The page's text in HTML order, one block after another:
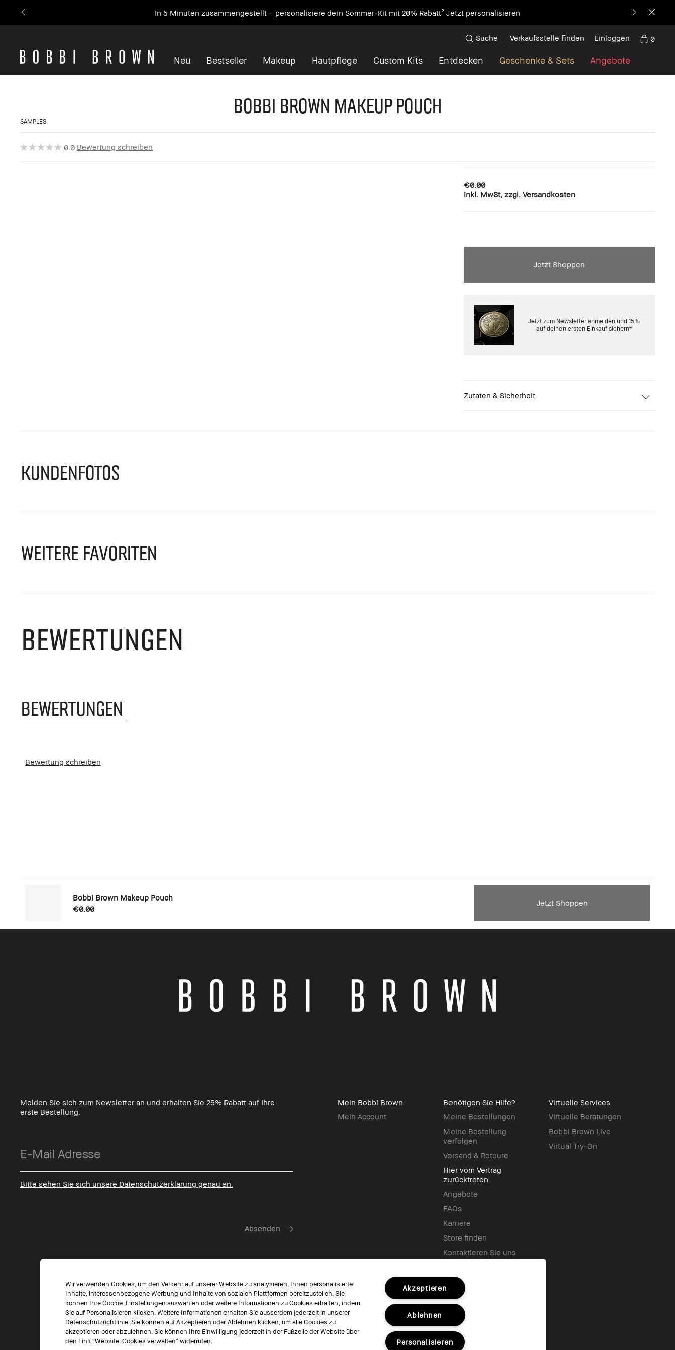
In 5 Minuten zusammengestellt – personalisiere dein Sommer-Kit mit 20% Rabatt² Jetzt personalisieren
Neu Bestseller Makeup Hautpflege Custom Kits Entdecken Geschenke & Sets Angebote
Suche Verkaufsstelle finden Einloggen 0
Bobbi Brown Makeup Pouch
SAMPLES
0.0 Bewertung schreiben
€0.00
inkl. MwSt, zzgl. Versandkosten
Jetzt Shoppen
Jetzt zum Newsletter anmelden und 15%
auf deinen ersten Einkauf sichern*
Zutaten & Sicherheit
KUNDENFOTOS
WEITERE FAVORITEN
BEWERTUNGEN
BEWERTUNGEN
Bewertung schreiben
Bobbi Brown Makeup Pouch
€0.00
Jetzt Shoppen
Melden Sie sich zum Newsletter an und erhalten Sie 25% Rabatt auf Ihre
erste Bestellung.
Bitte sehen Sie sich unsere Datenschutzerklärung genau an.
Mein Bobbi Brown
Mein Account
Benötigen Sie Hilfe?
Meine Bestellungen
Meine Bestellung
verfolgen
Versand & Retoure
Hier vom Vertrag
zurücktreten
Angebote
FAQs
Karriere
Store finden
Kontaktieren Sie uns
Geschäftsbedingungen für
Geschenkkarten
Virtuelle Services
Virtuelle Beratungen
Bobbi Brown Live
Virtual Try-On
Wir verwenden Cookies, um den Verkehr auf unserer Website zu analysieren, Ihnen personalisierte
Inhalte, interessenbezogene Werbung und Inhalte von sozialen Plattformen bereitzustellen. Sie
können Ihre Cookie-Einstellungen auswählen oder weitere Informationen zu Cookies erhalten, indem
Sie auf Personalisieren klicken. Weitere Informationen erhalten Sie ausserdem jederzeit in unserer
Datenschutzrichtlinie. Sie können auf Akzeptieren oder Ablehnen klicken, um alle Cookies zu
akzeptieren oder abzulehnen. Sie können Ihre Einwilligung jederzeit in der Fußzeile der Website über
den Link “Website-Cookies verwalten“ widerrufen.
Akzeptieren
Ablehnen
Personalisieren